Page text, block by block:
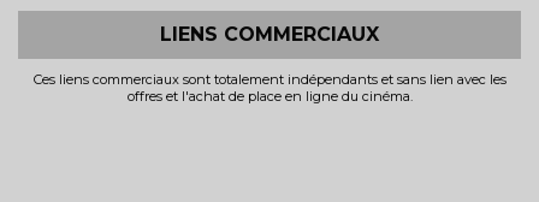
LIENS COMMERCIAUX
Ces liens commerciaux sont totalement indépendants et sans lien avec les
offres et l'achat de place en ligne du cinéma.